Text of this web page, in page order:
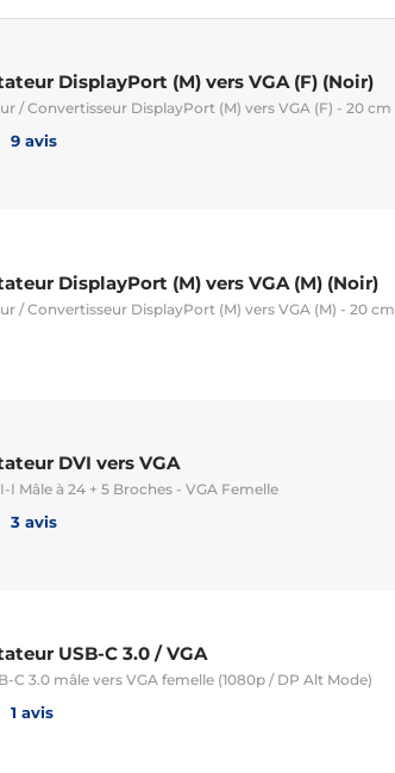
DisplayPort (M) vers VGA (F) (Noir)
/ Convertisseur DisplayPort (M) vers VGA (F) - 20 cm
9 avis
DisplayPort (M) vers VGA (M) (Noir)
/ Convertisseur DisplayPort (M) vers VGA (M) - 20 cm
DVI vers VGA
Mâle à 24 + 5 Broches - VGA Femelle
3 avis
USB-C 3.0 / VGA
C 3.0 mâle vers VGA femelle (1080p / DP Alt Mode)
1 avis